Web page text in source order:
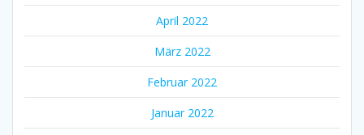
April 2022
März 2022
Februar 2022
Januar 2022